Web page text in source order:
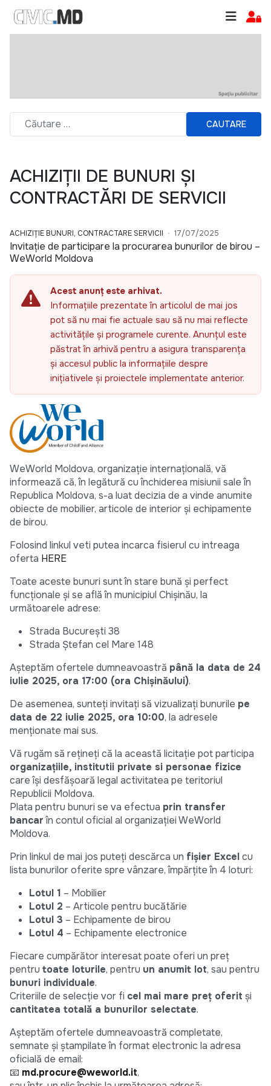
CAUTARE
ACHIZIȚII DE BUNURI ȘI
CONTRACTĂRI DE SERVICII
ACHIZIȚIE BUNURI, CONTRACTARE SERVICII 17/07/2025
Invitație de participare la procurarea bunurilor de birou –
WeWorld Moldova
Acest anunț este arhivat.
Informațiile prezentate în articolul de mai jos
pot să nu mai fie actuale sau să nu mai reflecte
activitățile și programele curente. Anunțul este
păstrat în arhivă pentru a asigura transparența
și accesul public la informațiile despre
inițiativele și proiectele implementate anterior.
WeWorld Moldova, organizație internațională, vă
informează că, în legătură cu închiderea misiunii sale în
Republica Moldova, s-a luat decizia de a vinde anumite
obiecte de mobilier, articole de interior și echipamente
de birou.
Folosind linkul veti putea incarca fisierul cu intreaga
oferta HERE
Toate aceste bunuri sunt în stare bună și perfect
funcționale și se află în municipiul Chișinău, la
următoarele adrese:
Strada București 38
Strada Ștefan cel Mare 148
Așteptăm ofertele dumneavoastră până la data de 24
iulie 2025, ora 17:00 (ora Chișinăului).
De asemenea, sunteți invitați să vizualizați bunurile pe
data de 22 iulie 2025, ora 10:00, la adresele
menționate mai sus.
Vă rugăm să rețineți că la această licitație pot participa
organizațiile, institutii private si personae fizice
care își desfășoară legal activitatea pe teritoriul
Republicii Moldova.
Plata pentru bunuri se va efectua prin transfer
bancarîn contul oficial al organizației WeWorld
Moldova.
Prin linkul de mai jos puteți descărca un fișier Excelcu
lista bunurilor oferite spre vânzare, împărțite în 4 loturi:
Lotul 1 – Mobilier
Lotul 2 – Articole pentru bucătărie
Lotul 3 – Echipamente de birou
Lotul 4 – Echipamente electronice
Fiecare cumpărător interesat poate oferi un preț
pentru toate loturile, pentru un anumit lot, sau pentru
bunuri individuale.
Criteriile de selecție vor fi cel mai mare preț oferit și
cantitatea totală a bunurilor selectate.
Așteptăm ofertele dumneavoastră completate,
semnate și ștampilate în format electronic la adresa
oficială de email:
📧 md.procure@weworld.it,